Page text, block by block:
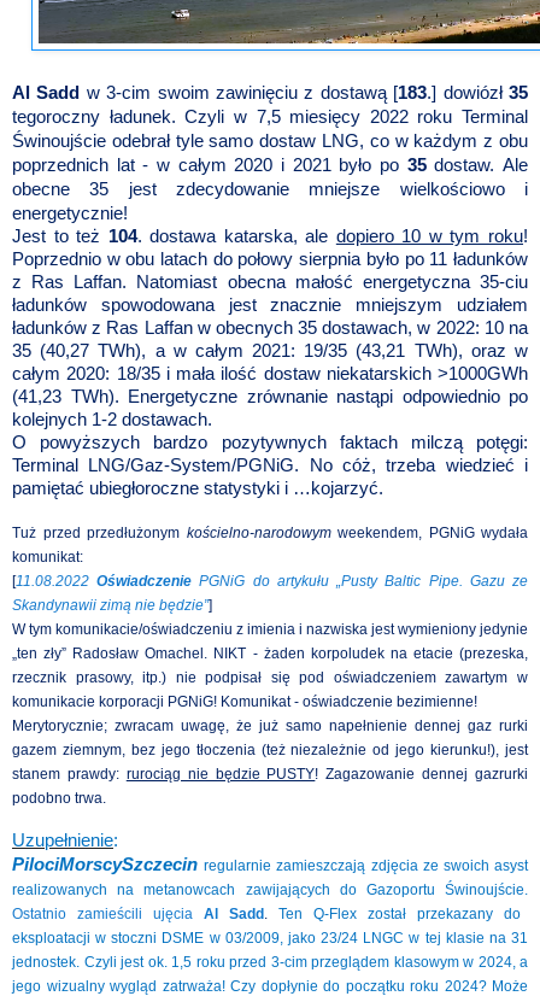
Al Sadd w 3-cim swoim zawinięciu z dostawą [183.] dowiózł35
tegoroczny ładunek. Czyli w 7,5 miesięcy 2022 roku Terminal
Świnoujście odebrał tyle samo dostaw LNG, co w każdym z obu
poprzednich lat - w całym 2020 i 2021 było po 35dostaw. Ale
obecne 35 jest zdecydowanie mniejsze wielkościowo i
energetycznie!
Jest to też 104. dostawa katarska, ale dopiero 10 w tym roku!
Poprzednio w obu latach do połowy sierpnia było po 11 ładunków
z Ras Laffan. Natomiast obecna małość energetyczna 35-ciu
ładunków spowodowana jest znacznie mniejszym udziałem
ładunków z Ras Laffan w obecnych 35 dostawach, w 2022: 10 na
35 (40,27 TWh), a w całym 2021: 19/35 (43,21 TWh), oraz w
całym 2020: 18/35 i mała ilość dostaw niekatarskich >1000GWh
(41,23 TWh). Energetyczne zrównanie nastąpi odpowiednio po
kolejnych 1-2 dostawach.
O powyższych bardzo pozytywnych faktach milczą potęgi:
Terminal LNG/Gaz-System/PGNiG. No cóż, trzeba wiedzieć i
pamiętać ubiegłoroczne statystyki i …kojarzyć.
Tuż przed przedłużonym kościelno-narodowymweekendem, PGNiG wydała
komunikat:
[11.08.2022Oświadczenie PGNiG do artykułu „Pusty Baltic Pipe. Gazu ze
Skandynawii zimą nie będzie”]
W tym komunikacie/oświadczeniu z imienia i nazwiska jest wymieniony jedynie
„ten zły” Radosław Omachel. NIKT - żaden korpoludek na etacie (prezeska,
rzecznik prasowy, itp.) nie podpisał się pod oświadczeniem zawartym w
komunikacie korporacji PGNiG! Komunikat - oświadczenie bezimienne!
Merytorycznie; zwracam uwagę, że już samo napełnienie dennej gaz rurki
gazem ziemnym, bez jego tłoczenia (też niezależnie od jego kierunku!), jest
stanem prawdy: rurociąg nie będzie PUSTY! Zagazowanie dennej gazrurki
podobno trwa.
Uzupełnienie:
PilociMorscySzczecin regularnie zamieszczają zdjęcia ze swoich asyst
realizowanych na metanowcach zawijających do Gazoportu Świnoujście.
Ostatnio zamieścili ujęcia Al Sadd
Ten Q-Flex został przekazany do
eksploatacji w stoczni DSME w 03/2009, jako 23/24 LNGC w tej klasie na 31
jednostek. Czyli jest ok. 1,5 roku przed 3-cim przeglądem klasowym w 2024, a
jego wizualny wygląd zatrważa! Czy dopłynie do początku roku 2024? Może